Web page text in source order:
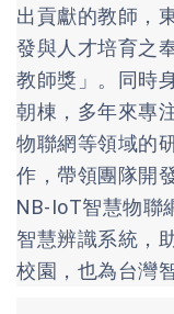
出貢獻的教師，
發與人才培育之
教師獎」。同時
朝棟，多年來專
物聯網等領域的
作，帶領團隊開
NB-IoT智慧物聯
智慧辨識系統，
校園，也為台灣